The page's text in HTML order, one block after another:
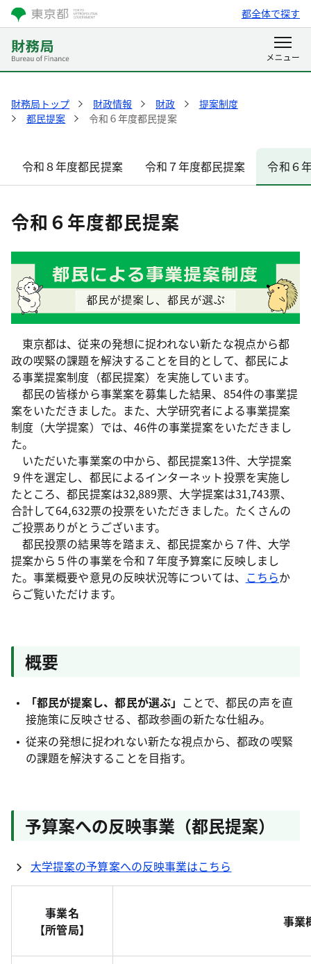
都全体で探す
財務局トップ 財政情報 財政
提案制度
都民提案
令和６年度都民提案
令和８年度都民提案 令和７年度都民提案 令和６
令和６年度都民提案
東京都は、従来の発想に捉われない新たな視点から都
政の喫緊の課題を解決することを目的として、都民によ
る事業提案制度（都民提案）を実施しています。
都民の皆様から事業案を募集した結果、854件の事業提
案をいただきました。また、大学研究者による事業提案
制度（大学提案）では、46件の事業提案をいただきまし
た。
いただいた事業案の中から、都民提案13件、大学提案
９件を選定し、都民によるインターネット投票を実施し
たところ、都民提案は32,889票、大学提案は31,743票、
合計して64,632票の投票をいただきました。たくさんの
ご投票ありがとうございます。
都民投票の結果等を踏まえ、都民提案から７件、大学
提案から５件の事業を令和７年度予算案に反映しまし
た。事業概要や意見の反映状況等については、 こちらか
らご覧いただけます。
概要
「都民が提案し、都民が選ぶ」 ことで、都民の声を直
接施策に反映させる、都政参画の新たな仕組み。
従来の発想に捉われない新たな視点から、都政の喫緊
の課題を解決することを目指す。
予算案への反映事業（都民提案）
大学提案の予算案への反映事業はこちら
事業名
【所管局】
事業